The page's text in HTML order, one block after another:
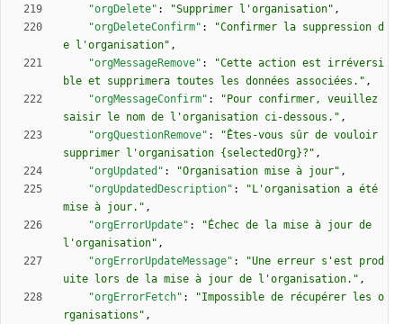
"orgDelete" : "Supprimer l'organisation" ,
"orgDeleteConfirm" :
"Confirmer la suppression d
e l'organisation" ,
"orgMessageRemove" :
"Cette action est irréversi
ble et supprimera toutes les données associées." ,
"orgMessageConfirm" :
"Pour confirmer, veuillez
saisir le nom de l'organisation ci-dessous." ,
"orgQuestionRemove" :
"Êtes-vous sûr de vouloir
supprimer l'organisation {selectedOrg}?" ,
"orgUpdated" : "Organisation mise à jour" ,
"orgUpdatedDescription" :
"L'organisation a été
mise à jour." ,
"orgErrorUpdate" :
"Échec de la mise à jour de
l'organisation" ,
"orgErrorUpdateMessage" :
"Une erreur s'est prod
uite lors de la mise à jour de l'organisation." ,
"orgErrorFetch" :
"Impossible de récupérer les o
rganisations" ,